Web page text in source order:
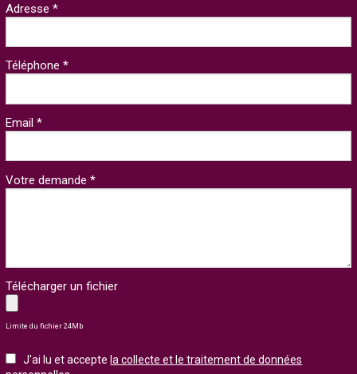
Adresse *
Téléphone *
Email *
Votre demande *
Télécharger un fichier
Limite du fichier 24Mb
J'ai lu et accepte la collecte et le traitement de données